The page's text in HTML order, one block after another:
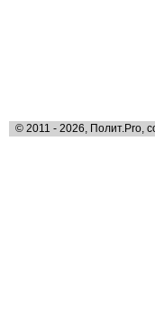
© 2011 - 2026, Полит.Pro,